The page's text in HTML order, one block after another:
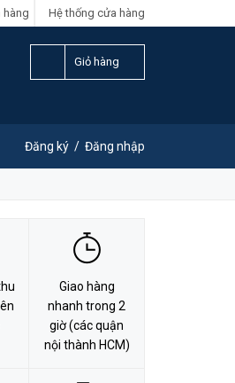
Hệ thống cửa hàng
hàng
Giỏ hàng
Đăng ký / Đăng nhập
HỆ ĐẶT HÀNG
Giao hàng
nhanh trong 2
giờ (các quận
nội thành HCM)